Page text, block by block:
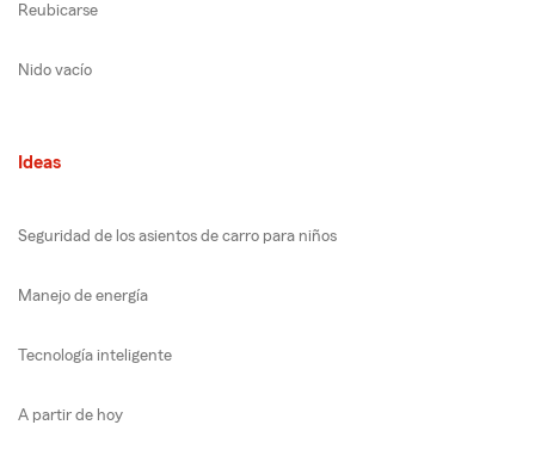
Reubicarse
Nido vacío
Ideas
Seguridad de los asientos de carro para niños
Manejo de energía
Tecnología inteligente
A partir de hoy